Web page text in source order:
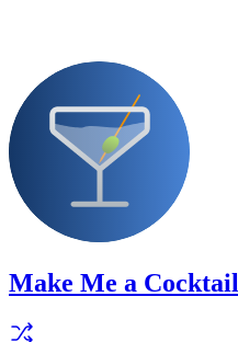
Make Me a Cocktail